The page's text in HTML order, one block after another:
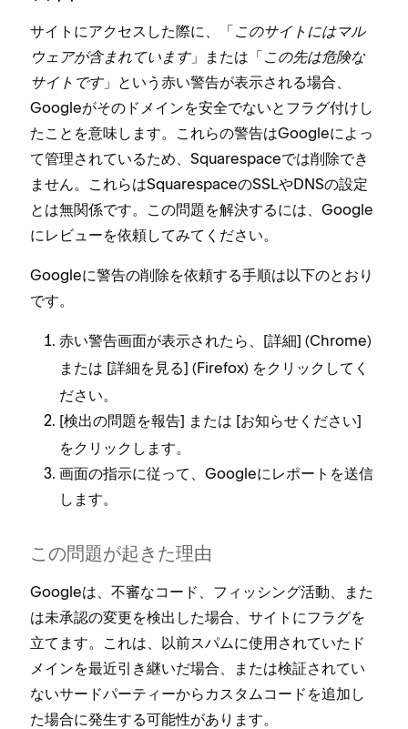
サイトにアクセスした際に⁠、「⁠このサイトにはマル
ウ⁠ェアが含まれています⁠」または「⁠この先は危険な
サイトです⁠」という赤い警告が表示される場合⁠、
Googleがそのドメインを安全でないとフラグ付けし
たことを意味します⁠。これらの警告はGoogleによ⁠っ
て管理されているため⁠、Squarespaceでは削除でき
ません⁠。これらはSquarespaceのSSLやDNSの設定
とは無関係です⁠。この問題を解決するには⁠、Google
にレビ⁠ュ⁠ーを依頼してみてください⁠。
Googleに警告の削除を依頼する手順は以下のとおり
です⁠。
赤い警告画面が表示されたら⁠、[⁠詳細⁠] (⁠Chrome⁠)
または [⁠詳細を見る⁠] (⁠Firefox⁠) をクリ⁠ックしてく
ださい⁠。
[⁠検出の問題を報告⁠] または [⁠お知らせください⁠]
をクリ⁠ックします⁠。
画面の指示に従⁠って⁠、Googleにレポ⁠ートを送信
します⁠。
この問題が起きた理由
Googleは⁠、不審なコ⁠ード⁠、フ⁠ィ⁠ッシング活動⁠、また
は未承認の変更を検出した場合⁠、サイトにフラグを
立てます⁠。これは⁠、以前スパムに使用されていたド
メインを最近引き継いだ場合⁠、または検証されてい
ないサ⁠ードパ⁠ーテ⁠ィ⁠ーからカスタムコ⁠ードを追加し
た場合に発生する可能性があります⁠。